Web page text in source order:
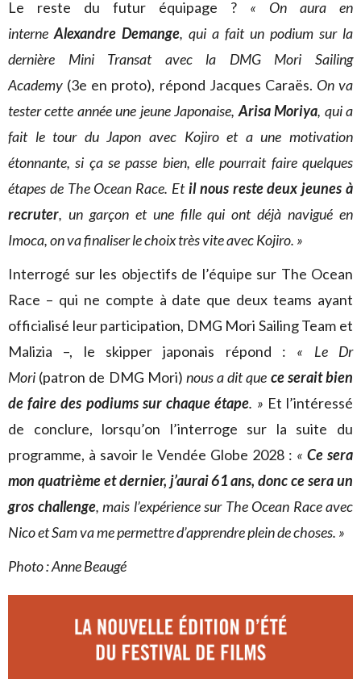
Le reste du futur équipage ? « On aura en
interne Alexandre Demange, qui a fait un podium sur la
dernière Mini Transat avec la DMG Mori Sailing
Academy (3e en proto), répond Jacques Caraës. On va
tester cette année une jeune Japonaise, Arisa Moriya, qui a
fait le tour du Japon avec Kojiro et a une motivation
étonnante, si ça se passe bien, elle pourrait faire quelques
étapes de The Ocean Race. Etil nous reste deux jeunes à
recruter, un garçon et une fille qui ont déjà navigué en
Imoca, on va finaliser le choix très vite avec Kojiro. »
Interrogé sur les objectifs de l’équipe sur The Ocean
Race – qui ne compte à date que deux teams ayant
officialisé leur participation, DMG Mori Sailing Team et
Malizia –, le skipper japonais répond : « Le Dr
Mori (patron de DMG Mori) nous a dit que ce serait bien
de faire des podiums sur chaque étape. » Et l’intéressé
de conclure, lorsqu’on l’interroge sur la suite du
programme, à savoir le Vendée Globe 2028 : « Ce sera
mon quatrième et dernier, j’aurai 61 ans, donc ce sera un
gros challenge, mais l’expérience sur The Ocean Race avec
Nico et Sam va me permettre d’apprendre plein de choses. »
Photo : Anne Beaugé